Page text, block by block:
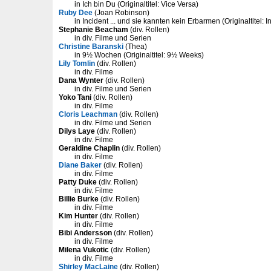
in Ich bin Du (Originaltitel: Vice Versa)
Ruby Dee (Joan Robinson)
in Incident ... und sie kannten kein Erbarmen (Originaltitel:
Stephanie Beacham (div. Rollen)
in div. Filme und Serien
Christine Baranski (Thea)
in 9½ Wochen (Originaltitel: 9½ Weeks)
Lily Tomlin (div. Rollen)
in div. Filme
Dana Wynter (div. Rollen)
in div. Filme und Serien
Yoko Tani (div. Rollen)
in div. Filme
Cloris Leachman (div. Rollen)
in div. Filme und Serien
Dilys Laye (div. Rollen)
in div. Filme
Geraldine Chaplin (div. Rollen)
in div. Filme
Diane Baker (div. Rollen)
in div. Filme
Patty Duke (div. Rollen)
in div. Filme
Billie Burke (div. Rollen)
in div. Filme
Kim Hunter (div. Rollen)
in div. Filme
Bibi Andersson (div. Rollen)
in div. Filme
Milena Vukotic (div. Rollen)
in div. Filme
Shirley MacLaine (div. Rollen)